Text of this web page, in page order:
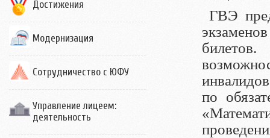
Достижения
Модернизация
Сотрудничество с ЮФУ
Управление лицеем:
деятельность
ГВЭ
по